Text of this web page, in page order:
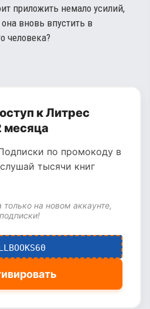
приложить немало усилий,
вновь впустить в
человека?
к Литрес
месяца
по промокоду в
тысячи книг
на новом аккаунте,